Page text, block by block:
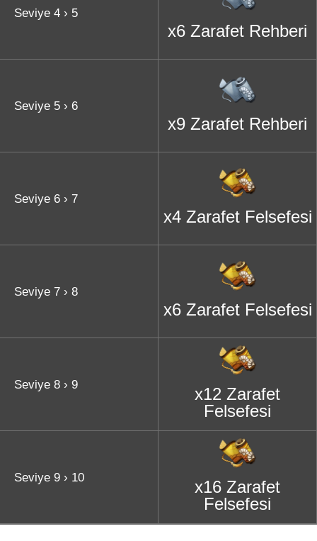
Seviye 4 › 5
x6 Zarafet Rehberi
Seviye 5 › 6
x9 Zarafet Rehberi
Seviye 6 › 7
x4 Zarafet Felsefesi
Seviye 7 › 8
x6 Zarafet Felsefesi
Seviye 8 › 9
x12 Zarafet
Felsefesi
Seviye 9 › 10
x16 Zarafet
Felsefesi